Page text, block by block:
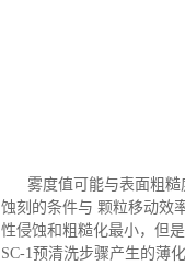
雾度值可能与表面粗糙
蚀刻的条件与 颗粒移动效
性侵蚀和粗糙化最小，但
SC-1预清洗步骤产生的薄